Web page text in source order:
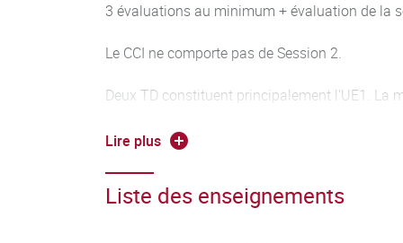
3 évaluations au minimum + évaluation de la
Le CCI ne comporte pas de Session 2.
Deux TD constituent principalement l'UE1. La
pour tenir compte de la participation et la
Lire plus
Liste des enseignements